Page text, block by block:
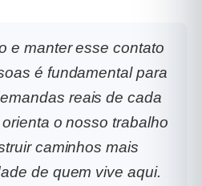
e manter esse contato
é fundamental para
reais de cada
o nosso trabalho
caminhos mais
de quem vive aqui.